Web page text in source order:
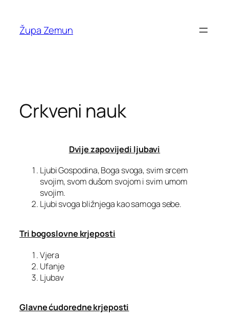
content
Župa Zemun
Crkveni nauk
Dvije zapovijedi ljubavi
Ljubi Gospodina, Boga svoga, svim srcem
svojim, svom dušom svojom i svim umom
svojim.
Ljubi svoga bližnjega kao samoga sebe.
Tri bogoslovne krjeposti
Vjera
Ufanje
Ljubav
Glavne ćudoredne krjeposti